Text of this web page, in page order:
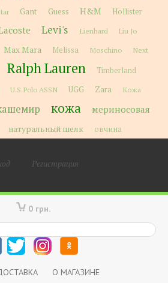
Gant Guess H&M Hollister
Levi's Lienhard Liu Jo
Max Mara Melissa Moschino
Next
Ralph Lauren Timberland
U.S.Polo ASSN UGG Zara
Кожа
кожа
мериносовая
натуральный шелк овчина
Регистрация
0 грн.
О МАГАЗИНЕ